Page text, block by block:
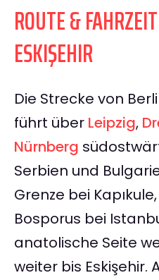
ROUTE &
ESKIŞEHIR
Die Strecke von
führt über Leipzig,
Nürnberg
Serbien und
Grenze bei
Bosporus bei
anatolische Seite
weiter bis Eskişehir.